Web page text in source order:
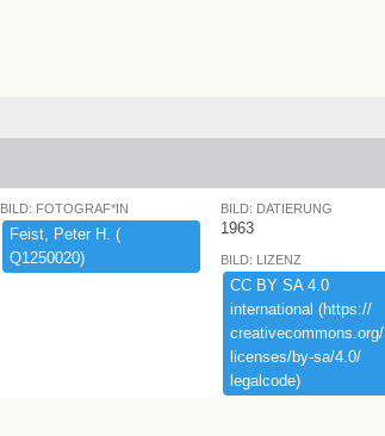
BILD: FOTOGRAF*IN
Feist,​ ​Peter ​H.​ ​(​
Q1250020)​
BILD: DATIERUNG
1963
BILD: LIZENZ
CC ​BY ​SA ​4.​0 ​
international ​(​https:​/​/​
creativecommons.​org/​
licenses/​by-​sa/​4.​0/​
legalcode)​